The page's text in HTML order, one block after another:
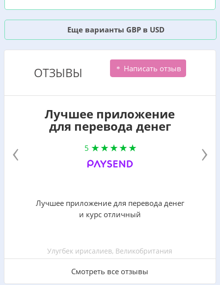
Еще варианты GBP в USD
ОТЗЫВЫ Написать отзыв
Лучшее приложение
для перевода денег
5
Лучшее приложение для перевода денег
и курс отличный
Улугбек ирисалиев, Великобритания
Смотреть все отзывы
‹ ›